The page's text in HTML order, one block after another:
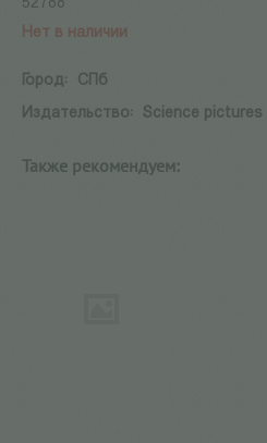
52788
Нет в наличии
Город:
СПб
Издательство:
Science pictures
Также рекомендуем: